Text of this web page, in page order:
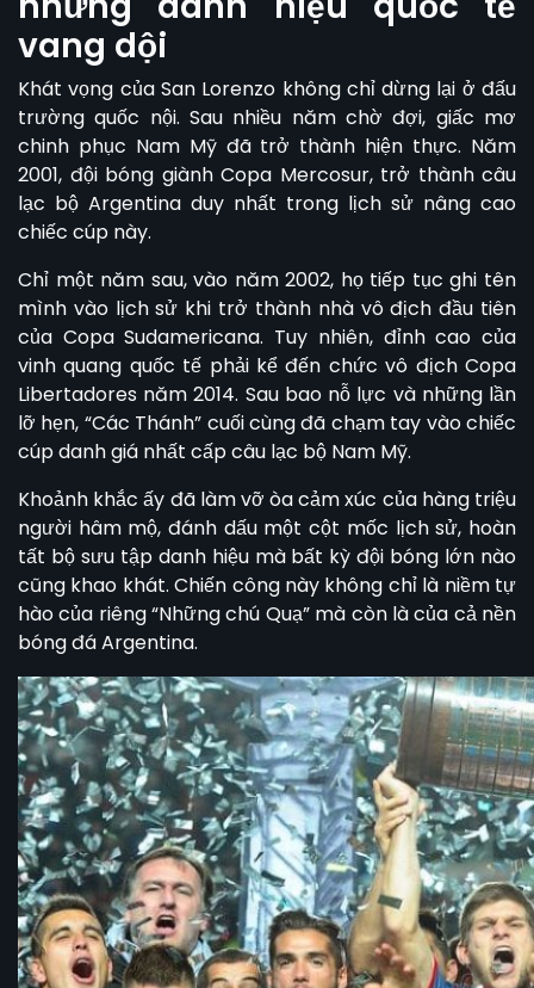
vang dội
Khát vọng của San Lorenzo không chỉ dừng lại ở đấu
trường quốc nội. Sau nhiều năm chờ đợi, giấc mơ
chinh phục Nam Mỹ đã trở thành hiện thực. Năm
2001, đội bóng giành Copa Mercosur, trở thành câu
lạc bộ Argentina duy nhất trong lịch sử nâng cao
chiếc cúp này.
Chỉ một năm sau, vào năm 2002, họ tiếp tục ghi tên
mình vào lịch sử khi trở thành nhà vô địch đầu tiên
của Copa Sudamericana. Tuy nhiên, đỉnh cao của
vinh quang quốc tế phải kể đến chức vô địch Copa
Libertadores năm 2014. Sau bao nỗ lực và những lần
lỡ hẹn, “Các Thánh” cuối cùng đã chạm tay vào chiếc
cúp danh giá nhất cấp câu lạc bộ Nam Mỹ.
Khoảnh khắc ấy đã làm vỡ òa cảm xúc của hàng triệu
người hâm mộ, đánh dấu một cột mốc lịch sử, hoàn
tất bộ sưu tập danh hiệu mà bất kỳ đội bóng lớn nào
cũng khao khát. Chiến công này không chỉ là niềm tự
hào của riêng “Những chú Quạ” mà còn là của cả nền
bóng đá Argentina.